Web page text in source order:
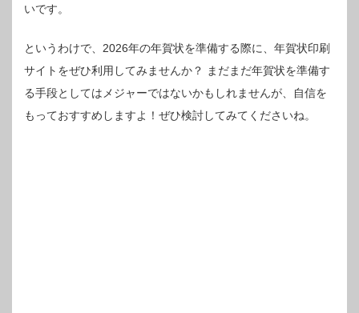
いです。
というわけで、2026年の年賀状を準備する際に、年賀状印刷
サイトをぜひ利用してみませんか？ まだまだ年賀状を準備す
る手段としてはメジャーではないかもしれませんが、自信を
もっておすすめしますよ！ぜひ検討してみてくださいね。